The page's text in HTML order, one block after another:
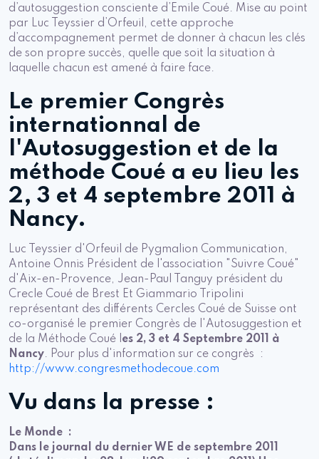
d’autosuggestion consciente d’Emile Coué. Mise au point
par Luc Teyssier d’Orfeuil, cette approche
d’accompagnement permet de donner à chacun les clés
de son propre succès, quelle que soit la situation à
laquelle chacun est amené à faire face.
Le premier Congrès
internationnal de
l'Autosuggestion et de la
méthode Coué a eu lieu les
2, 3 et 4 septembre 2011 à
Nancy.
Luc Teyssier d'Orfeuil de Pygmalion Communication,
Antoine Onnis Président de l'association "Suivre Coué"
d'Aix-en-Provence, Jean-Paul Tanguy président du
Crecle Coué de Brest Et Giammario Tripolini
représentant des différents Cercles Coué de Suisse ont
co-organisé le premier Congrès de l'Autosuggestion et
de la Méthode Coué l es 2, 3 et 4 Septembre 2011 à
Nancy. Pour plus d'information sur ce congrès :
http://www.congresmethodecoue.com
Vu dans la presse :
Le Monde :
Dans le journal du dernier WE de septembre 2011